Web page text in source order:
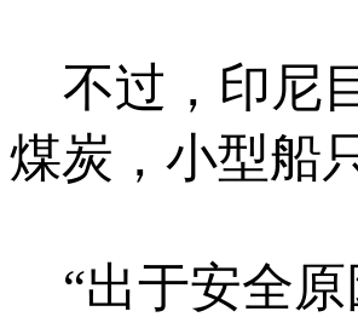
不过，印尼
煤炭，小型船
“出于安全原